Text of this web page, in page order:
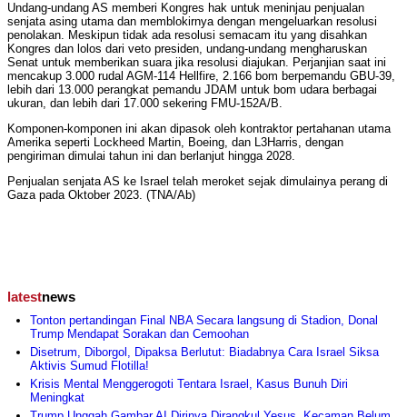
Undang-undang AS memberi Kongres hak untuk meninjau penjualan
senjata asing utama dan memblokirnya dengan mengeluarkan resolusi
penolakan. Meskipun tidak ada resolusi semacam itu yang disahkan
Kongres dan lolos dari veto presiden, undang-undang mengharuskan
Senat untuk memberikan suara jika resolusi diajukan. Perjanjian saat ini
mencakup 3.000 rudal AGM-114 Hellfire, 2.166 bom berpemandu GBU-39,
lebih dari 13.000 perangkat pemandu JDAM untuk bom udara berbagai
ukuran, dan lebih dari 17.000 sekering FMU-152A/B.
Komponen-komponen ini akan dipasok oleh kontraktor pertahanan utama
Amerika seperti Lockheed Martin, Boeing, dan L3Harris, dengan
pengiriman dimulai tahun ini dan berlanjut hingga 2028.
Penjualan senjata AS ke Israel telah meroket sejak dimulainya perang di
Gaza pada Oktober 2023. (TNA/Ab)
latestnews
Tonton pertandingan Final NBA Secara langsung di Stadion, Donal
Trump Mendapat Sorakan dan Cemoohan
Disetrum, Diborgol, Dipaksa Berlutut: Biadabnya Cara Israel Siksa
Aktivis Sumud Flotilla!
Krisis Mental Menggerogoti Tentara Israel, Kasus Bunuh Diri
Meningkat